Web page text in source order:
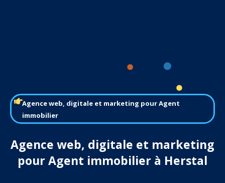
Agence web, digitale et marketing pour Agent
immobilier
Agence web, digitale et marketing
pour Agent immobilier à Herstal